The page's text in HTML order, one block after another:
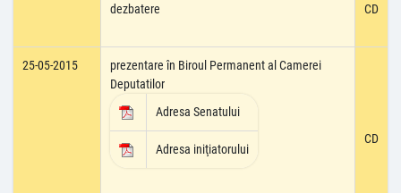
dezbatere
CD
25-05-2015
prezentare în Biroul Permanent al Camerei
Deputatilor
Adresa Senatului
Adresa iniţiatorului
CD